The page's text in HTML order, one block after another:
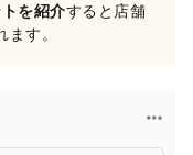
を紹介すると店舗
す。